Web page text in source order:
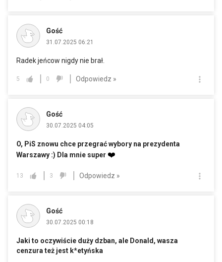
Gość
31.07.2025 06:21
Radek jeńcow nigdy nie brał.
5 0 Odpowiedz »
Gość
30.07.2025 04:05
O, PiS znowu chce przegrać wybory na prezydenta
Warszawy :) Dla mnie super ❤️
13 3 Odpowiedz »
Gość
30.07.2025 00:18
Jaki to oczywiście duży dzban, ale Donald, wasza
cenzura też jest k*etyńska